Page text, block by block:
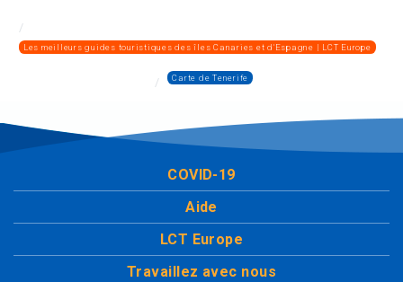
Les meilleurs guides touristiques des îles Canaries et d'Espagne | LCT Europe
Carte de Tenerife
COVID-19
Aide
LCT Europe
Travaillez avec nous